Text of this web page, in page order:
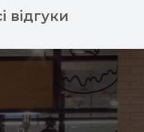
відгуки